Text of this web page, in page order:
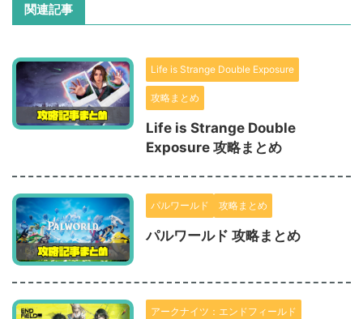
関連記事
Life is Strange Double Exposure
攻略まとめ
Life is Strange Double
Exposure 攻略まとめ
パルワールド 攻略まとめ
パルワールド 攻略まとめ
アークナイツ：エンドフィールド